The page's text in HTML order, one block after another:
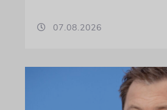
07.08.2026